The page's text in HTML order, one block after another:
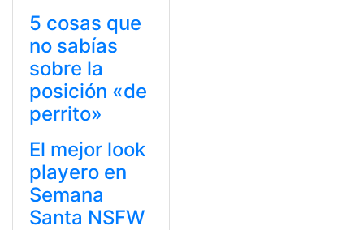
5 cosas que
no sabías
sobre la
posición «de
perrito»
El mejor look
playero en
Semana
Santa NSFW